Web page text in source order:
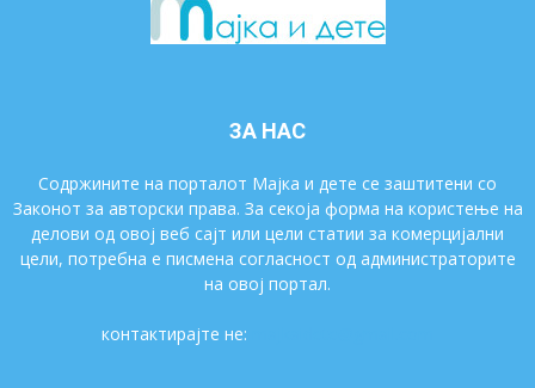
ЗА НАС
Содржините на порталот Мајка и дете се заштитени со
Законот за авторски права. За секоја форма на користење на
делови од овој веб сајт или цели статии за комерцијални
цели, потребна е писмена согласност од администраторите
на овој портал.
контактирајте не: